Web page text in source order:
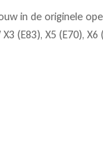
in de originele
(E83), X5 (E70), X6